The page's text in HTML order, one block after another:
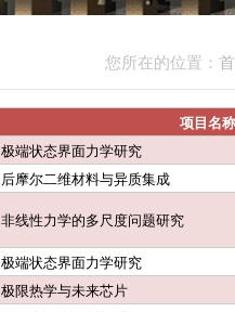
您所在的位置：
项目名称
极端状态界面力学研究
后摩尔二维材料与异质集成
非线性力学的多尺度问题研究
极端状态界面力学研究
极限热学与未来芯片